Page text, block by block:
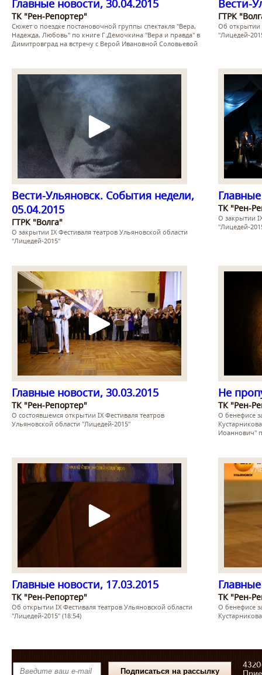
Главные новости, 30.04.2015
ТК "Рен-Репортер"
Сюжет о поездке постановочной группы спектакля "Вера,
Надежда, Любовь" по книге Г.Демочкина "Вера и правда" в
Димитровград на встречу с Верой Ивановной Соловьевой
Вести-
ГТРК
Об открытии
"Лицедей-
Вести-Ульяновск. События недели,
05.04.2015
ГТРК "Волга"
О закрытии IX Фестиваля театров Ульяновской области
"Лицедей-2015"
ТК "Рен-
О закрытии
"Лицедей-
Главные новости, 30.03.2015
ТК "Рен-Репортер"
О состоявшемся открытии IX Фестиваля театров
Ульяновской области "Лицедей-2015"
Не
ТК "Рен-
О бенефисе
Иоаннович"
Главные новости, 17.03.2015
ТК "Рен-Репортер"
Об открытии IX Фестиваля театров Ульяновской области
"Лицедей-2015" (18:54)
ТК "Рен-
О бенефисе